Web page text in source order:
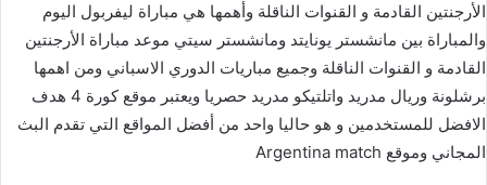
الأرجنتين القادمة و القنوات الناقلة وأهمها هي مباراة ليفربول اليوم
والمباراة بين مانشستر يونايتد ومانشستر سيتي موعد مباراة الأرجنتين
القادمة و القنوات الناقلة وجميع مباريات الدوري الاسباني ومن اهمها
برشلونة وريال مدريد واتلتيكو مدريد حصريا ويعتبر موقع كورة 4 هدف
الافضل للمستخدمين و هو حاليا واحد من أفضل المواقع التي تقدم البث
المجاني وموقع Argentina match